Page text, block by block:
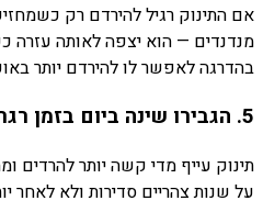
אם התינוק רגיל להירדם רק
מנדנדים — הוא יצפה לאותה עזרה
בהדרגה לאפשר לו להירדם יותר
5. הגבירו שינה ביום בזמן רגרסיה
תינוק עייף מדי קשה יותר להרדים
על שנות צהריים סדירות ולא לאחר